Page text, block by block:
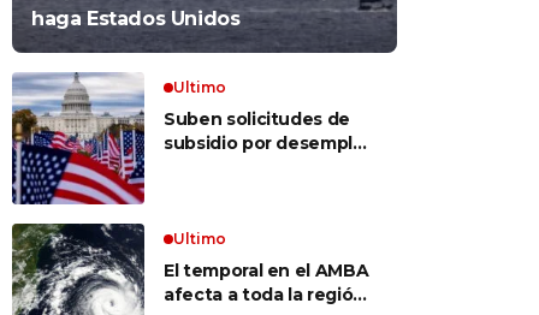
haga Estados Unidos
Ultimo
Suben solicitudes de
subsidio por desempleo
Ultimo
El temporal en el AMBA
afecta a toda la región: